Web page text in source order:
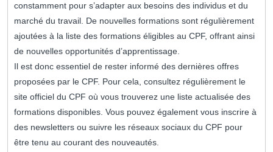
constamment pour s’adapter aux besoins des individus et du
marché du travail. De nouvelles formations sont régulièrement
ajoutées à la liste des formations éligibles au CPF, offrant ainsi
de nouvelles opportunités d’apprentissage.
Il est donc essentiel de rester informé des dernières offres
proposées par le CPF. Pour cela, consultez régulièrement le
site officiel du CPF où vous trouverez une liste actualisée des
formations disponibles. Vous pouvez également vous inscrire à
des newsletters ou suivre les réseaux sociaux du CPF pour
être tenu au courant des nouveautés.